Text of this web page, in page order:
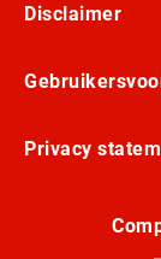
Disclaimer
Privacy